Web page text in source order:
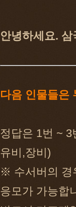
안녕하세요. 삼
다음 인물들은
정답은 1번 ~
유비,장비)
※ 수서버의 경
응모가 가능합